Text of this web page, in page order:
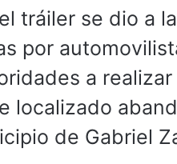
tráiler se dio a
por
a
localizado
de Gabriel